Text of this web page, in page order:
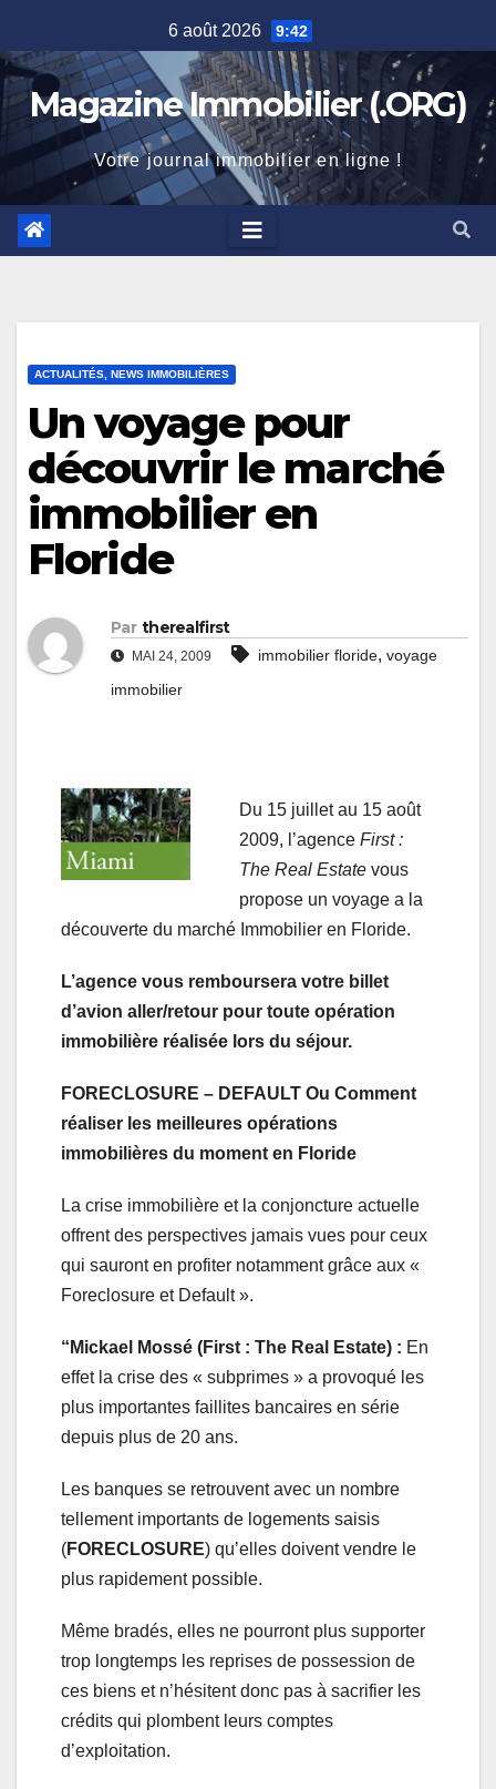
to
content
6 août 2026 9:42
Magazine Immobilier (.ORG)
Votre journal immobilier en ligne !
ACTUALITÉS, NEWS IMMOBILIÈRES
Un voyage pour
découvrir le marché
immobilier en
Floride
Par therealfirst
MAI 24, 2009 immobilier floride, voyage
immobilier
Du 15 juillet au 15 août
2009, l’agence First :
The Real Estate vous
propose un voyage a la
découverte du marché Immobilier en Floride.
L’agence vous remboursera votre billet
d’avion aller/retour pour toute opération
immobilière réalisée lors du séjour.
FORECLOSURE – DEFAULT Ou Comment
réaliser les meilleures opérations
immobilières du moment en Floride
La crise immobilière et la conjoncture actuelle
offrent des perspectives jamais vues pour ceux
qui sauront en profiter notamment grâce aux «
Foreclosure et Default ».
“Mickael Mossé (First : The Real Estate) : En
effet la crise des « subprimes » a provoqué les
plus importantes faillites bancaires en série
depuis plus de 20 ans.
Les banques se retrouvent avec un nombre
tellement importants de logements saisis
(FORECLOSURE) qu’elles doivent vendre le
plus rapidement possible.
Même bradés, elles ne pourront plus supporter
trop longtemps les reprises de possession de
ces biens et n’hésitent donc pas à sacrifier les
crédits qui plombent leurs comptes
d’exploitation.